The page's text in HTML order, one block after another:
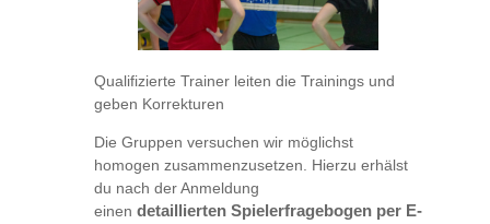
Qualifizierte Trainer leiten die Trainings und
geben Korrekturen
Die Gruppen versuchen wir möglichst
homogen zusammenzusetzen. Hierzu erhälst
du nach der Anmeldung
einen detaillierten Spielerfragebogen per E-